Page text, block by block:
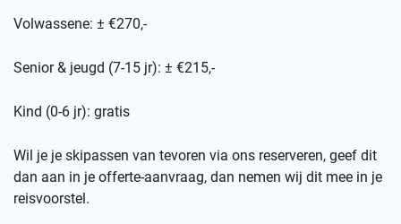
Volwassene: ± €270,-
Senior & jeugd (7-15 jr): ± €215,-
Kind (0-6 jr): gratis
Wil je je skipassen van tevoren via ons reserveren, geef dit
dan aan in je offerte-aanvraag, dan nemen wij dit mee in je
reisvoorstel.